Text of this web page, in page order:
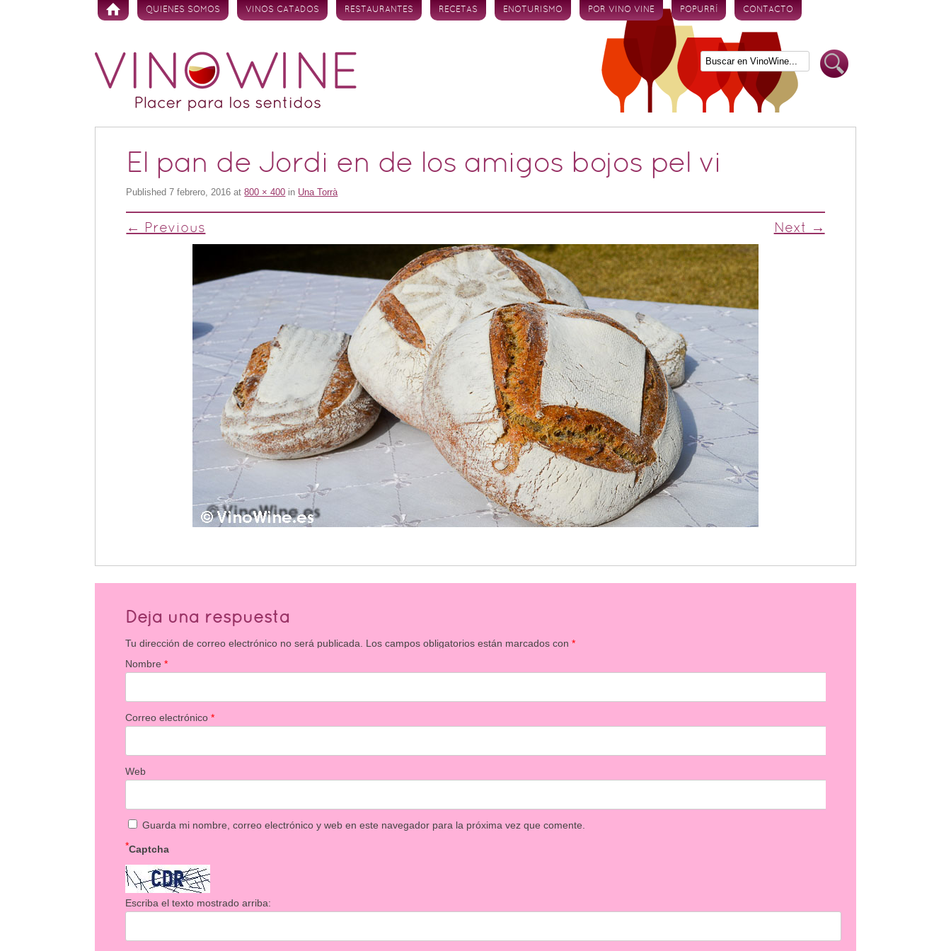
Skip to content
QUIENES SOMOS VINOS CATADOS RESTAURANTES RECETAS ENOTURISMO POR VINO VINE POPURRÍ CONTACTO
El pan de Jordi en de los amigos bojos pel vi
Published7 febrero, 2016 at800 × 400 in Una Torrà
← Previous Next →
Deja una respuesta
Tu dirección de correo electrónico no será publicada. Los campos obligatorios están marcados con*
Nombre*
Correo electrónico*
Web
Guarda mi nombre, correo electrónico y web en este navegador para la próxima vez que comente.
Captcha
*
Escriba el texto mostrado arriba: